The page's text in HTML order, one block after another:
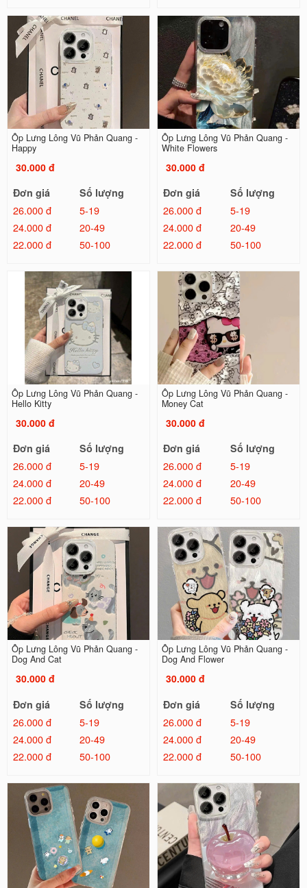
Ốp Lưng Lông Vũ Phản Quang -
Happy
30.000 đ
Đơn giá
Số lượng
26.000 đ
5-19
24.000 đ
20-49
22.000 đ
50-100
Ốp Lưng Lông Vũ Phản Quang -
White Flowers
30.000 đ
Đơn giá
Số lượng
26.000 đ
5-19
24.000 đ
20-49
22.000 đ
50-100
Ốp Lưng Lông Vũ Phản Quang -
Hello Kitty
30.000 đ
Đơn giá
Số lượng
26.000 đ
5-19
24.000 đ
20-49
22.000 đ
50-100
Ốp Lưng Lông Vũ Phản Quang -
Money Cat
30.000 đ
Đơn giá
Số lượng
26.000 đ
5-19
24.000 đ
20-49
22.000 đ
50-100
Ốp Lưng Lông Vũ Phản Quang -
Dog And Cat
30.000 đ
Đơn giá
Số lượng
26.000 đ
5-19
24.000 đ
20-49
22.000 đ
50-100
Ốp Lưng Lông Vũ Phản Quang -
Dog And Flower
30.000 đ
Đơn giá
Số lượng
26.000 đ
5-19
24.000 đ
20-49
22.000 đ
50-100